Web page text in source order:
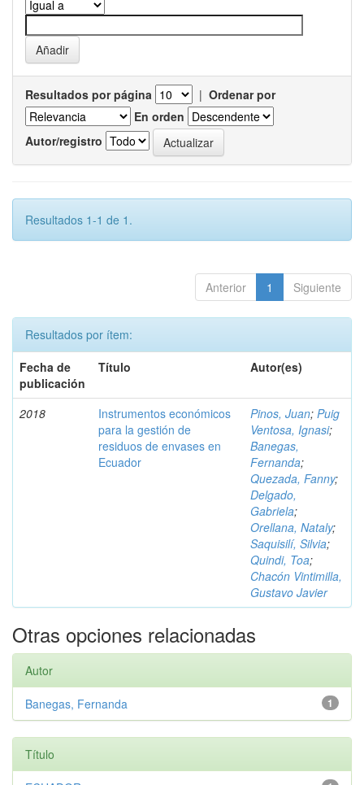
Resultados por página | Ordenar por
En orden
Autor/registro
Resultados 1-1 de 1.
Anterior 1 Siguiente
Resultados por ítem:
Fecha de
publicación
Título Autor(es)
2018
Instrumentos económicos
para la gestión de
residuos de envases en
Ecuador
Pinos, Juan; Puig
Ventosa, Ignasi;
Banegas,
Fernanda;
Quezada, Fanny;
Delgado,
Gabriela;
Orellana, Nataly;
Saquisilí, Silvia;
Quindi, Toa;
Chacón Vintimilla,
Gustavo Javier
Otras opciones relacionadas
Autor
1
Banegas, Fernanda
Título